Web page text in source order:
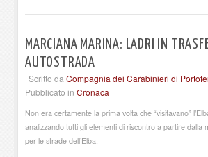
MARCIANA MARINA: LADRI IN
AUTOSTRADA
Scritto da Compagnia dei Carabinieri di
Pubblicato in Cronaca
Non era certamente la prima volta che “visitavano”
analizzando tutti gli elementi di riscontro a partire
per le strade dell’Elba.